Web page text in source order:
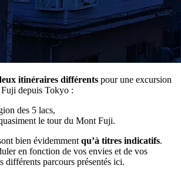
itinéraires différents pour une excursion
depuis Tokyo :
des 5 lacs,
le tour du Mont Fuji.
bien évidemment qu’à titres indicatifs.
en fonction de vos envies et de vos
différents parcours présentés ici.